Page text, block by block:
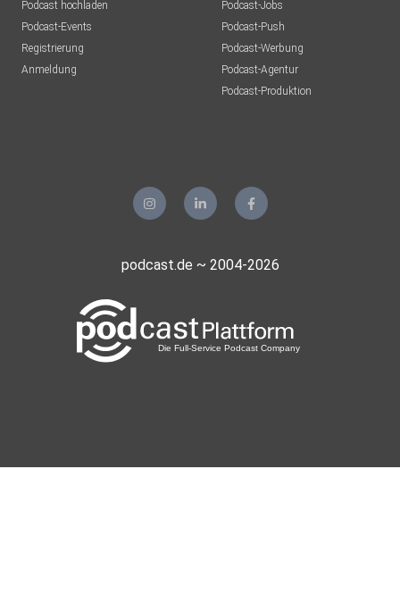
Podcast hochladen
Podcast-Events
Registrierung
Anmeldung
Podcast-Jobs
Podcast-Push
Podcast-Werbung
Podcast-Agentur
Podcast-Produktion
podcast.de ~ 2004-2026